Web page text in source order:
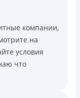
компании,
на
условия
что